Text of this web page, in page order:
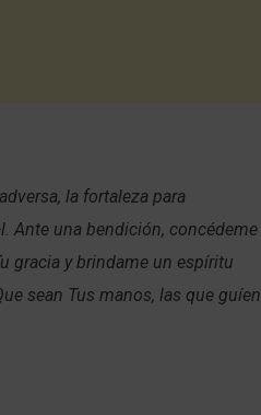
la fortaleza para
Ante una bendición, concédeme
gracia y brindame un espíritu
sean Tus manos, las que guíen